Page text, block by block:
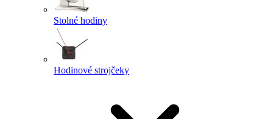
Stolné hodiny
Hodinové strojčeky